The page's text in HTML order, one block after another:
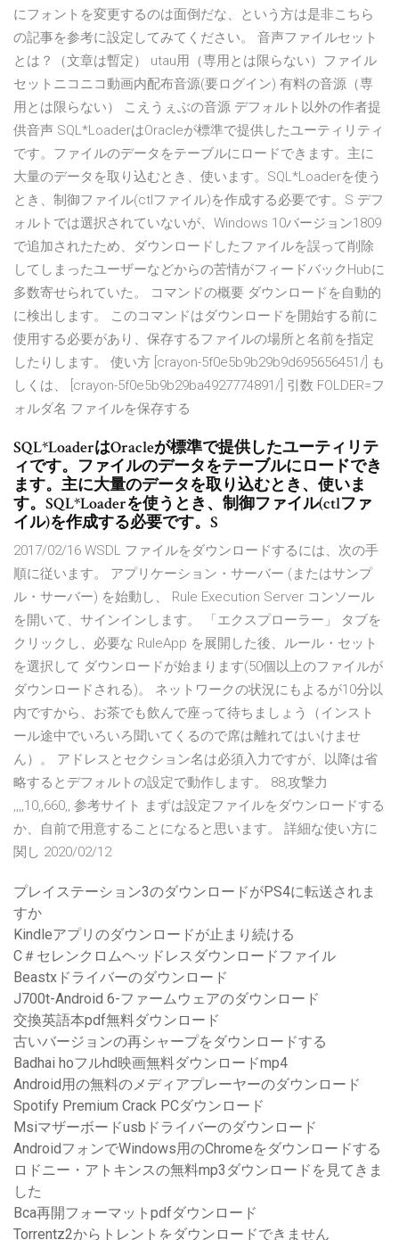
にフォントを変更するのは面倒だな、という方は是非こちら
の記事を参考に設定してみてください。 音声ファイルセット
とは？（文章は暫定） utau用（専用とは限らない）ファイル
セットニコニコ動画内配布音源(要ログイン) 有料の音源（専
用とは限らない） こえうぇぶの音源 デフォルト以外の作者提
供音声 SQL*LoaderはOracleが標準で提供したユーティリティ
です。ファイルのデータをテーブルにロードできます。主に
大量のデータを取り込むとき、使います。SQL*Loaderを使う
とき、制御ファイル(ctlファイル)を作成する必要です。S デフ
ォルトでは選択されていないが、Windows 10バージョン1809
で追加されたため、ダウンロードしたファイルを誤って削除
してしまったユーザーなどからの苦情がフィードバックHubに
多数寄せられていた。 コマンドの概要 ダウンロードを自動的
に検出します。 このコマンドはダウンロードを開始する前に
使用する必要があり、保存するファイルの場所と名前を指定
したりします。 使い方 [crayon-5f0e5b9b29b9d695656451/] も
しくは、 [crayon-5f0e5b9b29ba4927774891/] 引数 FOLDER=フ
ォルダ名 ファイルを保存する
SQL*LoaderはOracleが標準で提供したユーティリテ
ィです。ファイルのデータをテーブルにロードでき
ます。主に大量のデータを取り込むとき、使いま
す。SQL*Loaderを使うとき、制御ファイル(ctlファ
イル)を作成する必要です。S
2017/02/16 WSDL ファイルをダウンロードするには、次の手
順に従います。 アプリケーション・サーバー (またはサンプ
ル・サーバー) を始動し、 Rule Execution Server コンソール
を開いて、サインインします。 「エクスプローラー」 タブを
クリックし、必要な RuleApp を展開した後、ルール・セット
を選択して ダウンロードが始まります(50個以上のファイルが
ダウンロードされる)。 ネットワークの状況にもよるが10分以
内ですから、お茶でも飲んで座って待ちましょう（インスト
ール途中でいろいろ聞いてくるので席は離れてはいけませ
ん）。 アドレスとセクション名は必須入力ですが、以降は省
略するとデフォルトの設定で動作します。 88,攻撃力
,,,,10,,660,, 参考サイト まずは設定ファイルをダウンロードする
か、自前で用意することになると思います。 詳細な使い方に
関し 2020/02/12
プレイステーション3のダウンロードがPS4に転送されま
すか
Kindleアプリのダウンロードが止まり続ける
C＃セレンクロムヘッドレスダウンロードファイル
Beastxドライバーのダウンロード
J700t-Android 6-ファームウェアのダウンロード
交換英語本pdf無料ダウンロード
古いバージョンの再シャープをダウンロードする
Badhai hoフルhd映画無料ダウンロードmp4
Android用の無料のメディアプレーヤーのダウンロード
Spotify Premium Crack PCダウンロード
Msiマザーボードusbドライバーのダウンロード
AndroidフォンでWindows用のChromeをダウンロードする
ロドニー・アトキンスの無料mp3ダウンロードを見てきま
した
Bca再開フォーマットpdfダウンロード
Torrentz2からトレントをダウンロードできません